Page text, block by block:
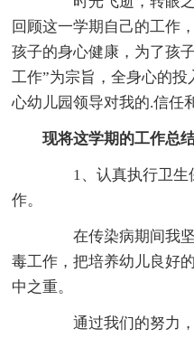
回顾这一学期自己的工作
孩子的身心健康，为了孩
工作”为宗旨，全身心的
心幼儿园领导对我的.信任
现将这学期的工作总
1、认真执行卫生
作。
在传染病期间我坚
毒工作，把培养幼儿良好
中之重。
通过我们的努力，